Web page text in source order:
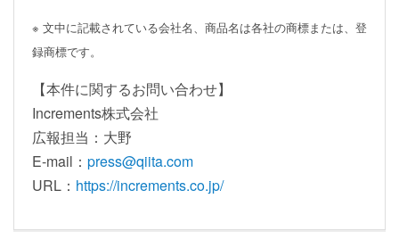
※ 文中に記載されている会社名、商品名は各社の商標または、登
録商標です。
【本件に関するお問い合わせ】
Increments株式会社
広報担当：大野
E-mail： press@qiita.com
URL： https://increments.co.jp/